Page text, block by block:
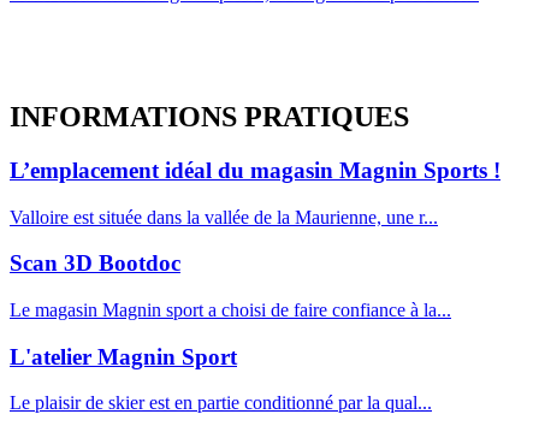
INFORMATIONS PRATIQUES
L’emplacement idéal du magasin Magnin Sports !
Valloire est située dans la vallée de la Maurienne, une r...
Scan 3D Bootdoc
Le magasin Magnin sport a choisi de faire confiance à la...
L'atelier Magnin Sport
Le plaisir de skier est en partie conditionné par la qual...